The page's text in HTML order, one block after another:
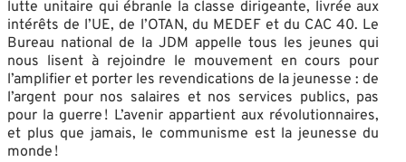
lutte unitaire qui ébranle la classe dirigeante, livrée aux
intérêts de l’UE, de l’OTAN, du MEDEF et du CAC 40. Le
Bureau national de la JDM appelle tous les jeunes qui
nous lisent à rejoindre le mouvement en cours pour
l’amplifier et porter les revendications de la jeunesse : de
l’argent pour nos salaires et nos services publics, pas
pour la guerre ! L’avenir appartient aux révolutionnaires,
et plus que jamais, le communisme est la jeunesse du
monde !